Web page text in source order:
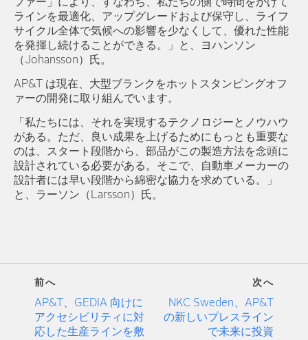
ファー」により、すなわち、私たちの側で時間をかけて
ラインを最適化、アップグレードおよび保守し、ライフ
サイクル全体で気候への影響を少なくして、優れた性能
を発揮し続けることができる。」と、ヨハンソン
（Johansson）氏。
AP&T は現在、大型ブランクをホットスタンピングオフ
ァーの開発に取り組んでいます。
「私たちには、それを実現するテクノロジーとノウハウ
がある。ただ、良い成果を上げるためにもっとも重要な
のは、スタート段階から、部品がこの製造方法を念頭に
設計されている必要がある。そこで、自動車メーカーの
設計者には早い段階から綿密な協力を求めている。」
と、ラーソン（Larsson）氏。
前へ
AP&T、GEDIA 向けに
アクセシビリティに対
応した生産ラインを敷
次へ
NKC Sweden、AP&T
の新しいプレスライン
で未来に投資